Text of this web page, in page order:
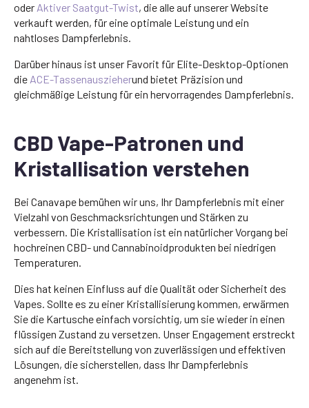
oder Aktiver Saatgut-Twist, die alle auf unserer Website
verkauft werden, für eine optimale Leistung und ein
nahtloses Dampferlebnis.
Darüber hinaus ist unser Favorit für Elite-Desktop-Optionen
die ACE-Tassenauszieherund bietet Präzision und
gleichmäßige Leistung für ein hervorragendes Dampferlebnis.
CBD Vape-Patronen und
Kristallisation verstehen
Bei Canavape bemühen wir uns, Ihr Dampferlebnis mit einer
Vielzahl von Geschmacksrichtungen und Stärken zu
verbessern. Die Kristallisation ist ein natürlicher Vorgang bei
hochreinen CBD- und Cannabinoidprodukten bei niedrigen
Temperaturen.
Dies hat keinen Einfluss auf die Qualität oder Sicherheit des
Vapes. Sollte es zu einer Kristallisierung kommen, erwärmen
Sie die Kartusche einfach vorsichtig, um sie wieder in einen
flüssigen Zustand zu versetzen. Unser Engagement erstreckt
sich auf die Bereitstellung von zuverlässigen und effektiven
Lösungen, die sicherstellen, dass Ihr Dampferlebnis
angenehm ist.